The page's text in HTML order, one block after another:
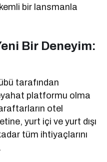
bir lansmanla
Bir Deneyim:
tarafından
platformu olma
otel
yurt içi ve yurt dışı
tüm ihtiyaçlarını